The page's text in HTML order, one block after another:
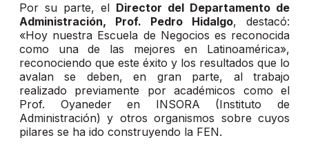
Por su parte, el Director del Departamento de
Administración, Prof. Pedro Hidalgo, destacó:
«Hoy nuestra Escuela de Negocios es reconocida
como una de las mejores en Latinoamérica»,
reconociendo que este éxito y los resultados que lo
avalan se deben, en gran parte, al trabajo
realizado previamente por académicos como el
Prof. Oyaneder en INSORA (Instituto de
Administración) y otros organismos sobre cuyos
pilares se ha ido construyendo la FEN.